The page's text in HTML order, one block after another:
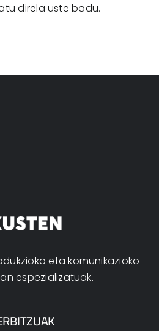
direla uste badu.
eta komunikazioko
espezializatuak.